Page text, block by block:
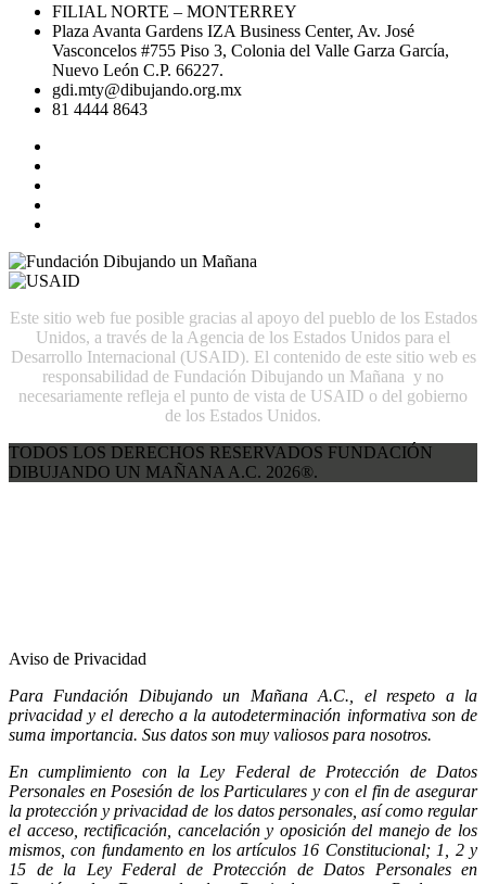
FILIAL NORTE – MONTERREY
Plaza Avanta Gardens IZA Business Center, Av. José
Vasconcelos #755 Piso 3, Colonia del Valle Garza García,
Nuevo León C.P. 66227.
gdi.mty@dibujando.org.mx
81 4444 8643
Este sitio web fue posible gracias al apoyo del pueblo de los Estados
Unidos, a través de la Agencia de los Estados Unidos para el
Desarrollo Internacional (USAID). El contenido de este sitio web es
responsabilidad de Fundación Dibujando un Mañana y no
necesariamente refleja el punto de vista de USAID o del gobierno
de los Estados Unidos.
TODOS LOS DERECHOS RESERVADOS FUNDACIÓN
DIBUJANDO UN MAÑANA A.C. 2026®.
Aviso de Privacidad
Para Fundación Dibujando un Mañana A.C., el respeto a la
privacidad y el derecho a la autodeterminación informativa son de
suma importancia. Sus datos son muy valiosos para nosotros.
En cumplimiento con la Ley Federal de Protección de Datos
Personales en Posesión de los Particulares y con el fin de asegurar
la protección y privacidad de los datos personales, así como regular
el acceso, rectificación, cancelación y oposición del manejo de los
mismos, con fundamento en los artículos 16 Constitucional; 1, 2 y
15 de la Ley Federal de Protección de Datos Personales en